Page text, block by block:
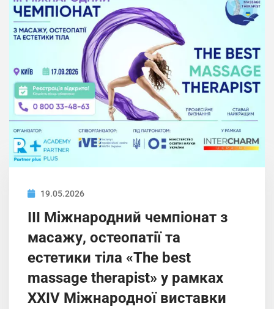
19.05.2026
ІIІ Міжнародний чемпіонат з
масажу, остеопатії та
естетики тіла «The best
massage therapist» у рамках
XXIV Міжнародної виставки